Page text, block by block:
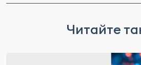
Читайте